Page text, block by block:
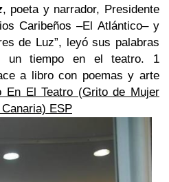
, poeta y narrador, Presidente
Caribeños –El Atlántico– y
de Luz”, leyó sus palabras
un tiempo en el teatro. 1
a libro con poemas y arte
En El Teatro (Grito de Mujer
ESP